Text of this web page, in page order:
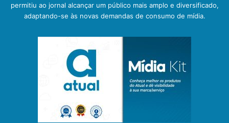
permitiu ao jornal alcançar um público mais amplo e diversificado,
adaptando-se às novas demandas de consumo de mídia.